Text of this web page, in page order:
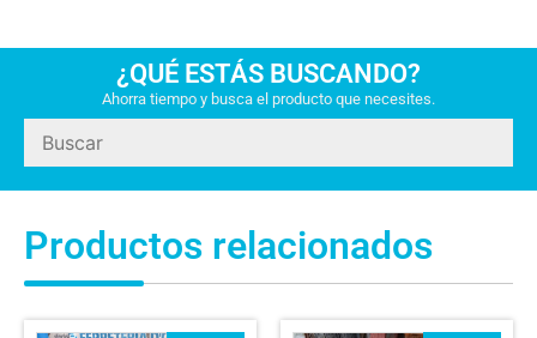
¿QUÉ ESTÁS BUSCANDO?
Ahorra tiempo y busca el producto que necesites.
Productos relacionados